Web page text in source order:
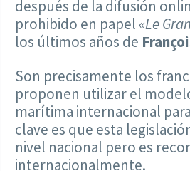
después de la difusión
prohibido en papel «Le
los últimos años de
Son precisamente los
proponen utilizar el
marítima internacional
clave es que esta
nivel nacional pero es
internacionalmente.